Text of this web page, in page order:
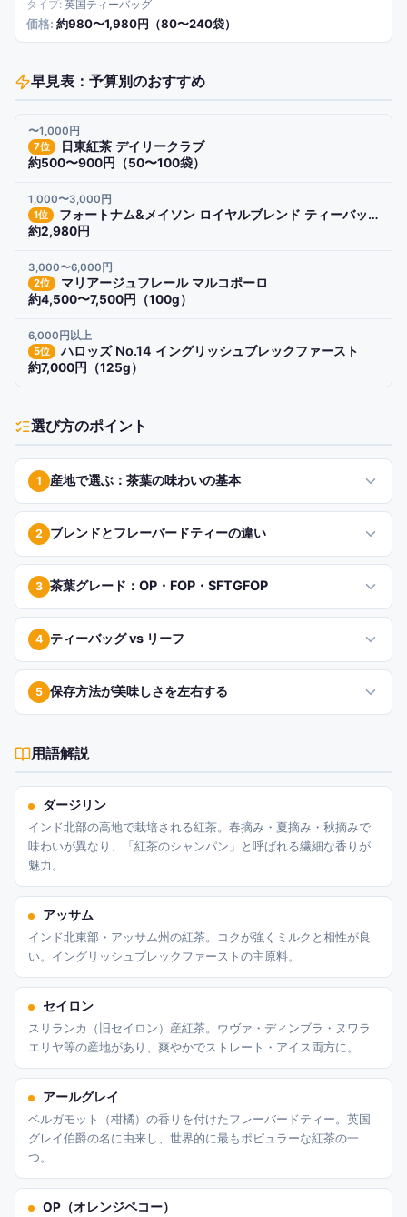
英国ティーバッグ
約980〜1,980円（80〜240袋）
早見表：予算別のおすすめ
〜1,000円
7位 日東紅茶 デイリークラブ
約500〜900円（50〜100袋）
1,000〜3,000円
1位 フォートナム&メイソン ロイヤルブレンド ティーバッグ 25個入り 紅茶
約2,980円
3,000〜6,000円
2位 マリアージュフレール マルコポーロ
約4,500〜7,500円（100g）
6,000円以上
5位 ハロッズ No.14 イングリッシュブレックファースト
約7,000円（125g）
選び方のポイント
1 産地で選ぶ：茶葉の味わいの基本
2 ブレンドとフレーバードティーの違い
3 茶葉グレード：OP・FOP・SFTGFOP
4 ティーバッグ vs リーフ
5 保存方法が美味しさを左右する
用語解説
ダージリン
インド北部の高地で栽培される紅茶。春摘み・夏摘み・秋摘みで
味わいが異なり、「紅茶のシャンパン」と呼ばれる繊細な香りが
魅力。
アッサム
インド北東部・アッサム州の紅茶。コクが強くミルクと相性が良
い。イングリッシュブレックファーストの主原料。
セイロン
スリランカ（旧セイロン）産紅茶。ウヴァ・ディンブラ・ヌワラ
エリヤ等の産地があり、爽やかでストレート・アイス両方に。
アールグレイ
ベルガモット（柑橘）の香りを付けたフレーバードティー。英国
グレイ伯爵の名に由来し、世界的に最もポピュラーな紅茶の一
つ。
OP（オレンジペコー）